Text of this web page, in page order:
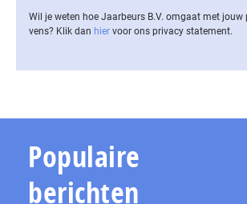
Wil je weten hoe Jaarbeurs B.V. omgaat met
vens? Klik dan hier voor ons privacy statement.
Populaire
berichten